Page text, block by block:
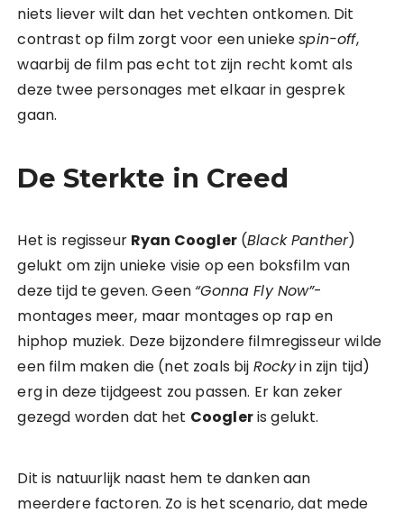
niets liever wilt dan het vechten ontkomen. Dit
contrast op film zorgt voor een uniekespin-off,
waarbij de film pas echt tot zijn recht komt als
deze twee personages met elkaar in gesprek
gaan.
De Sterkte in Creed
Het is regisseur Ryan Coogler(Black Panther)
gelukt om zijn unieke visie op een boksfilm van
deze tijd te geven. Geen “Gonna Fly Now”-
montages meer, maar montages op rap en
hiphop muziek. Deze bijzondere filmregisseur wilde
een film maken die (net zoals bij Rockyin zijn tijd)
erg in deze tijdgeest zou passen. Er kan zeker
gezegd worden dat het Coogleris gelukt.
Dit is natuurlijk naast hem te danken aan
meerdere factoren. Zo is het scenario, dat mede